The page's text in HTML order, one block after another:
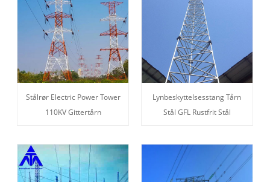
Stålrør Electric Power Tower
110KV Gittertårn
Lynbeskyttelsesstang Tårn
Stål GFL Rustfrit Stål